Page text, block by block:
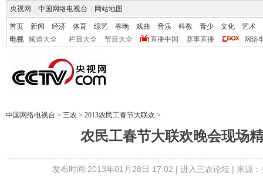
央视网 中国网络电视台 网站地图
首页 新闻 经济 体育 综艺 春晚 戏曲 音乐 科教 青少 文化
艺术
电视
频道大全 栏目大全 节目大全 直播中国 赛事直播 网络
中国网络电视台 > 三农 > 2013农民工春节大联欢 >
农民工春节大联欢晚会现场
发布时间:2013年01月28日 17:02 | 进入三农论坛| 来源